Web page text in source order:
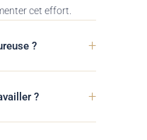
cet effort.
? +
? +